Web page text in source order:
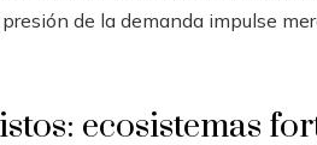
de la demanda impulse
ecosistemas